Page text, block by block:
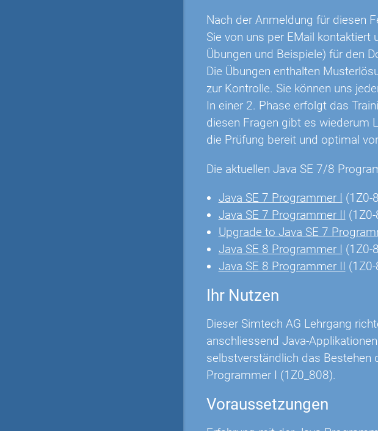
Nach der Anmeldung für diesen
Sie von uns per EMail kontaktiert
Übungen und Beispiele) für den
Die Übungen enthalten
zur Kontrolle. Sie können uns
In einer 2. Phase erfolgt das
diesen Fragen gibt es wiederum
die Prüfung bereit und optimal
Die aktuellen Java SE 7/8
Java SE 7 Programmer I (1Z0-
Java SE 7 Programmer II
Upgrade to Java SE 7
Java SE 8 Programmer I (1Z0-
Java SE 8 Programmer II
Ihr Nutzen
Dieser Simtech AG Lehrgang
anschliessend Java-
selbstverständlich das Bestehen
Programmer I (1Z0_808).
Voraussetzungen